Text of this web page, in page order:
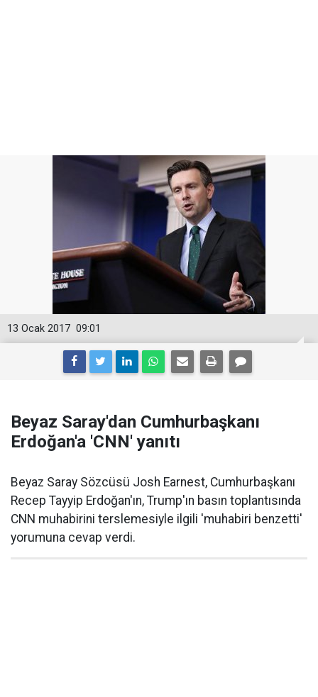
09:01
13 Ocak 2017
Beyaz Saray'dan Cumhurbaşkanı
Erdoğan'a 'CNN' yanıtı
Beyaz Saray Sözcüsü Josh Earnest, Cumhurbaşkanı
Recep Tayyip Erdoğan'ın, Trump'ın basın toplantısında
CNN muhabirini terslemesiyle ilgili 'muhabiri benzetti'
yorumuna cevap verdi.